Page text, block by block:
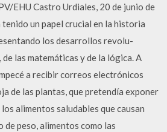
EHU Castro Urdiales, 20 de junio de
un papel crucial en la historia
los desarrollos revolu-
las matemáticas y de la lógica. A
a recibir correos electrónicos
de las plantas, que pretendía exponer
alimentos saludables que causan
de peso, alimentos como las